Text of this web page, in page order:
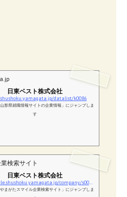
日東ベスト株式会社
datalist/k0086
形県就職情報サイトの企業情報」にジャンプしま
す
検索サイト
日東ベスト株式会社
https://smile.shushoku.yamagata.jp/company/s0086/
まがたスマイル企業検索サイト」にジャンプしま